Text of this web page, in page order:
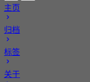
主页
归档
标签
关于